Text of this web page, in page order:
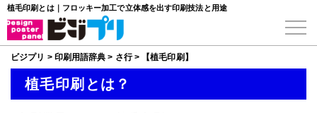
植毛印刷とは｜フロッキー加工で立体感を出す印刷技法と用途
ビジプリ > 印刷用語辞典 > さ行> 【植毛印刷】
植毛印刷とは？